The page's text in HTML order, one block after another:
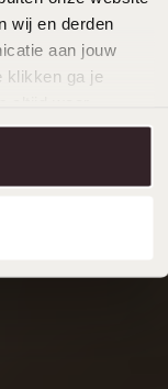
wij en derden
aan jouw
klikken ga je
.